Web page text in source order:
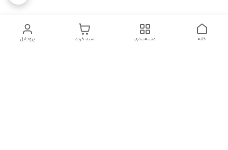
پروفایل سبد خرید دسته‌بندی خانه